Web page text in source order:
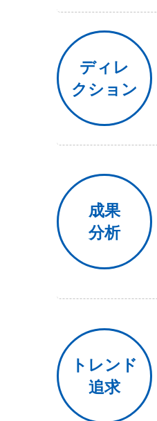
ディレ
クション
成果
分析
トレンド
追求